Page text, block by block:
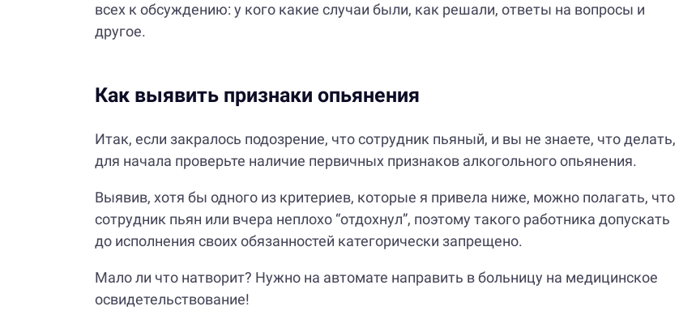
всех к обсуждению: у кого какие случаи были, как решали, ответы на вопросы и
другое.
Как выявить признаки опьянения
Итак, если закралось подозрение, что сотрудник пьяный, и вы не знаете, что делать,
для начала проверьте наличие первичных признаков алкогольного опьянения.
Выявив, хотя бы одного из критериев, которые я привела ниже, можно полагать, что
сотрудник пьян или вчера неплохо “отдохнул”, поэтому такого работника допускать
до исполнения своих обязанностей категорически запрещено.
Мало ли что натворит? Нужно на автомате направить в больницу на медицинское
освидетельствование!